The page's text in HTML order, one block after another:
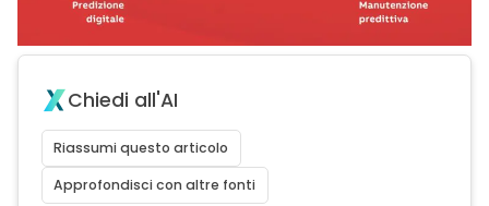
Chiedi all'AI
Riassumi questo articolo
Approfondisci con altre fonti